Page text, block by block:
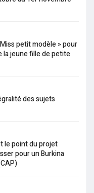
petit modèle » pour
la jeune fille de petite
des sujets
le point du projet
pour un Burkina